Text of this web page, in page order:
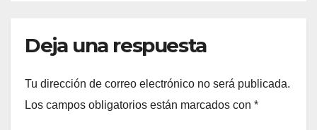
Deja una respuesta
Tu dirección de correo electrónico no será publicada.
Los campos obligatorios están marcados con *